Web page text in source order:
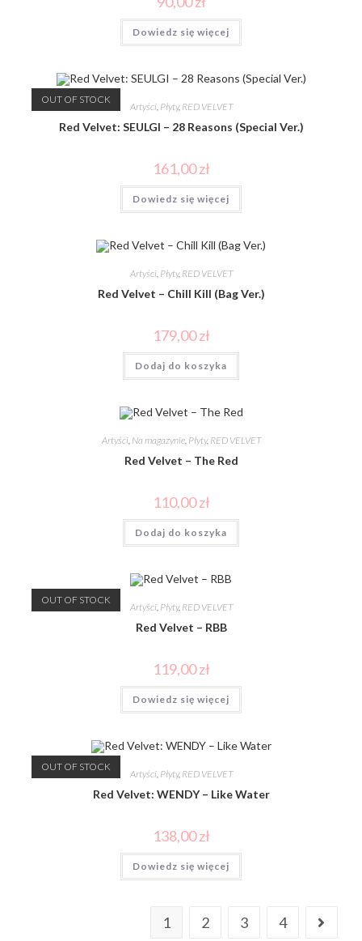
Dowiedz się więcej
OUT OF STOCK
Artyści, Płyty, RED VELVET
Red Velvet: SEULGI – 28 Reasons (Special Ver.)
161,00zł
Dowiedz się więcej
Artyści, Płyty, RED VELVET
Red Velvet – Chill Kill (Bag Ver.)
179,00zł
Dodaj do koszyka
Artyści, Na magazynie, Płyty, RED VELVET
Red Velvet – The Red
110,00zł
Dodaj do koszyka
OUT OF STOCK
Artyści, Płyty, RED VELVET
Red Velvet – RBB
119,00zł
Dowiedz się więcej
OUT OF STOCK
Artyści, Płyty, RED VELVET
Red Velvet: WENDY – Like Water
138,00zł
Dowiedz się więcej
1 2 3 4